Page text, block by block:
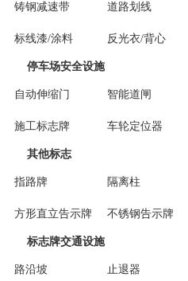
铸钢减速带 道路划线
标线漆/涂料 反光衣/背心
停车场安全设施
自动伸缩门 智能道闸
施工标志牌 车轮定位器
其他标志
指路牌 隔离柱
方形直立告示牌 不锈钢告示牌
标志牌交通设施
路沿坡 止退器